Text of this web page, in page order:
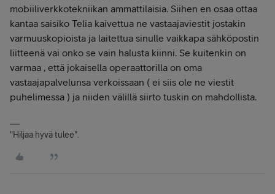
mobiiliverkkotekniikan ammattilaisia. Siihen en osaa ottaa
kantaa saisiko Telia kaivettua ne vastaajaviestit jostakin
varmuuskopioista ja laitettua sinulle vaikkapa sähköpostin
liitteenä vai onko se vain halusta kiinni. Se kuitenkin on
varmaa , että jokaisella operaattorilla on oma
vastaajapalvelunsa verkoissaan ( ei siis ole ne viestit
puhelimessa ) ja niiden välillä siirto tuskin on mahdollista.
"Hiljaa hyvä tulee".